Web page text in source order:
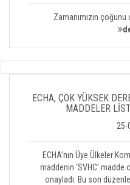
Zamanımızın
ECHA, ÇOK YÜKSEK
MADDELER
25-
ECHA’nın Üye Ülkeler
maddenin ‘SVHC’ madde
onayladı. Bu son